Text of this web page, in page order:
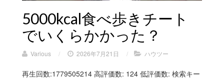
5000kcal食べ歩きチート
でいくらかかった？
Various / 2026年7月21日 / ハウツー
再生回数:1779505214 高評価数: 124 低評価数: 検索キー